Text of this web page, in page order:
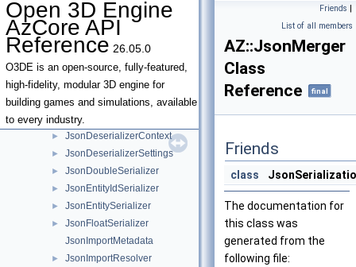
Open 3D Engine
AzCore API
Reference 26.05.0
O3DE is an open-source, fully-featured,
high-fidelity, modular 3D engine for
building games and simulations, available
to every industry.
JsonBoolSerializer
► JsonByteStreamSerializer
► JsonCharSerializer
► JsonColorSerializer
► JsonConfigurableStackSerializer
► JsonCreatePatchSettings
JsonDeserializer
► JsonDeserializerContext
► JsonDeserializerSettings
► JsonDoubleSerializer
► JsonEntityIdSerializer
► JsonEntitySerializer
►
JsonFloatSerializer
JsonImportMetadata
► JsonImportResolver
Friends |
List of all members
AZ::JsonMerger
Class
Reference
final
Friends
class
The documentation for
this class was
generated from the
following file: